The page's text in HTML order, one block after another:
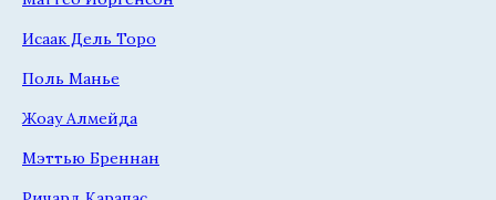
Исаак Дель Торо
Поль Манье
Жоау Алмейда
Мэттью Бреннан